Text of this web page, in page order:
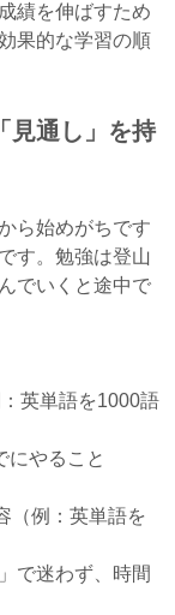
績を伸ばすため
果的な学習の順
見通し」を持
ら始めがちです
す。勉強は登山
でいくと途中で
英単語を1000語
やること
（例：英単語を
で迷わず、時間